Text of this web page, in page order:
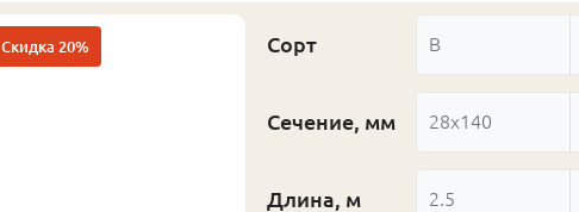
Скидка 20% Сорт В
Сечение, мм 28x140
Длина, м 2.5